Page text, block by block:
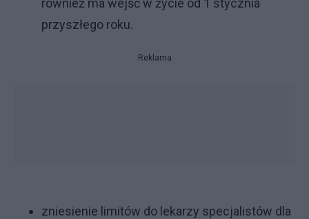
również ma wejść w życie od 1 stycznia
przyszłego roku.
Reklama
zniesienie limitów do lekarzy specjalistów dla